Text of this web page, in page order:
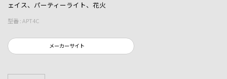
ェイス、パーティーライト、花火
型番 : APT4C
メーカーサイト